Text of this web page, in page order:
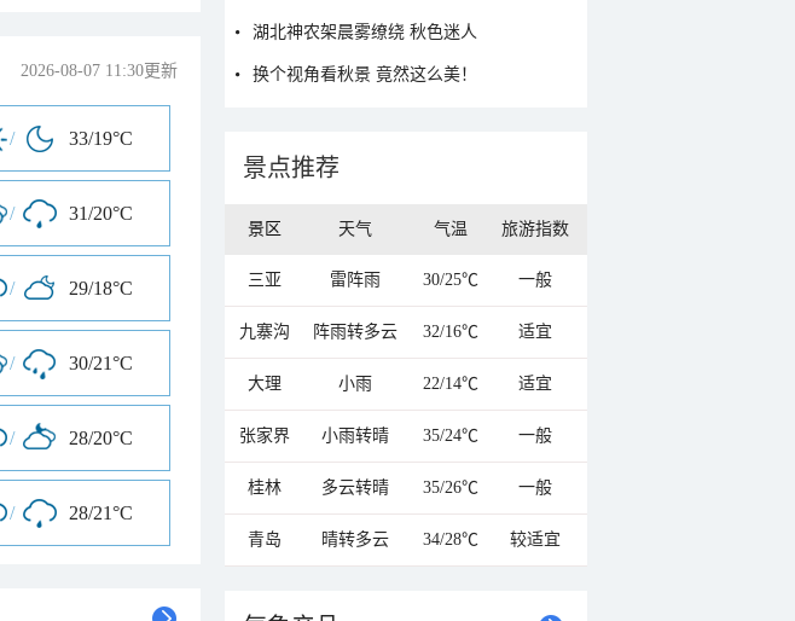
2026-08-07 11:30更新
/ 33/19°C
/ 31/20°C
/ 29/18°C
/ 30/21°C
/ 28/20°C
/ 28/21°C
湖北神农架晨雾缭绕 秋色迷人
换个视角看秋景 竟然这么美！
景点推荐
景区 天气 气温 旅游指数
三亚 雷阵雨 30/25℃ 一般
九寨沟 阵雨转多云 32/16℃ 适宜
大理 小雨 22/14℃ 适宜
张家界 小雨转晴 35/24℃ 一般
桂林 多云转晴 35/26℃ 一般
青岛 晴转多云 34/28℃ 较适宜